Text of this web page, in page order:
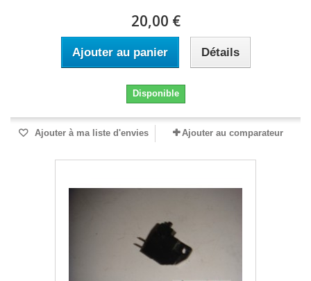
20,00 €
Ajouter au panier Détails
Disponible
Ajouter à ma liste d'envies Ajouter au comparateur